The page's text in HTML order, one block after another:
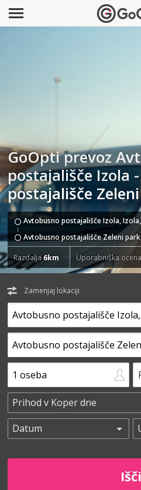
GoOpti prevoz
postajališče Izola
postajališče
Avtobusno postajališče Izola,
Avtobusno postajališče Zeleni
Razdalja6km Uporabniška ocena
Zamenjaj lokaciji